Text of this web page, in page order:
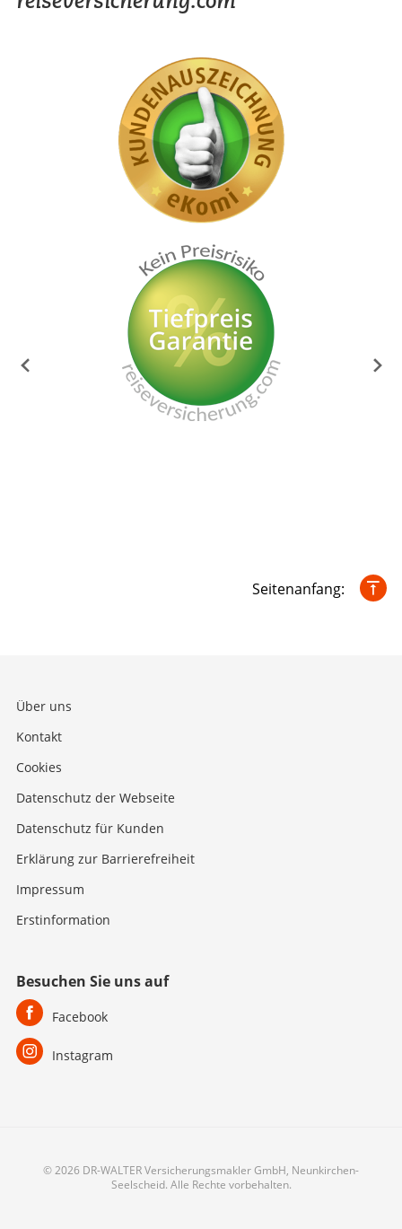
Seitenanfang:
Über uns
Kontakt
Cookies
Datenschutz der Webseite
Datenschutz für Kunden
Erklärung zur Barrierefreiheit
Impressum
Erstinformation
Besuchen Sie uns auf
Facebook
Instagram
© 2026 DR-WALTER Versicherungsmakler GmbH, Neunkirchen-
Seelscheid. Alle Rechte vorbehalten.